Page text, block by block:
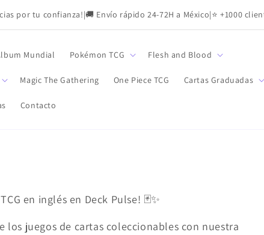
por tu confianza!|🚚 Envío rápido 24-72H a México|⭐ +1000
Mundial Pokémon TCG Flesh and Blood
Magic The Gathering One Piece TCG Cartas Graduadas
Contacto
en inglés en Deck Pulse! 🃏✨
juegos de cartas coleccionables con nuestra